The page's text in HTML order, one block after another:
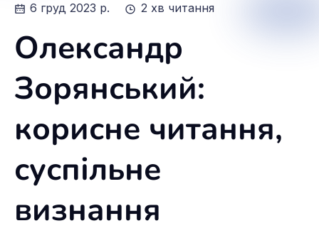
6 груд 2023 р. 2 хв читання
Олександр
Зорянський:
корисне читання,
суспільне
визнання